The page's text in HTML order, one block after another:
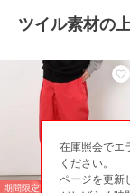
ツイル素材の
期間限定SALE
在庫照会でエ
ください。
ページを更新